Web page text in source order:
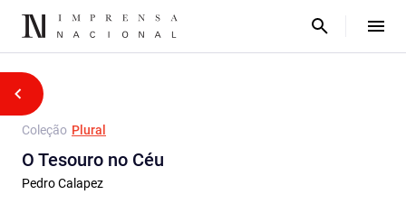
Coleção Plural
O Tesouro no Céu
Pedro Calapez